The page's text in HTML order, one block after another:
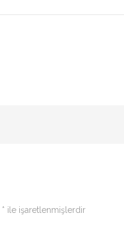
* ile işaretlenmişlerdir